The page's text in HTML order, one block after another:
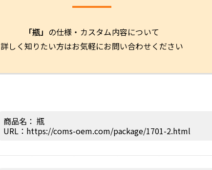
「瓶」 の仕様・カスタム内容について
詳しく知りたい方はお気軽にお問い合わせください